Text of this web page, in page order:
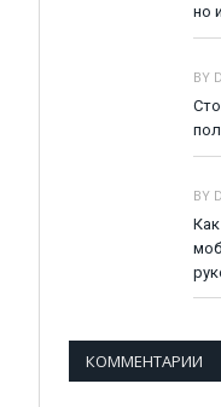
но
BY
BY
КОММЕНТАРИИ